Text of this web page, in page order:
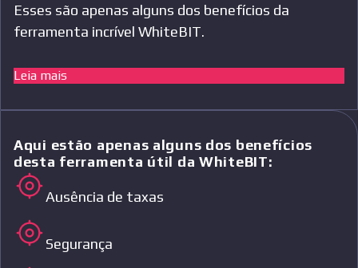
Esses são apenas alguns dos benefícios da
ferramenta incrível WhiteBIT.
Leia mais
Aqui estão apenas alguns dos benefícios
desta ferramenta útil da WhiteBIT:
Ausência de taxas
Segurança